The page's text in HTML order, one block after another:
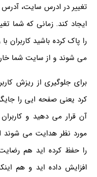
تغییر در ادرس سایت،
ایجاد کند. زمانی که شما
می شوند و از سایت شما
کرد یعنی صفحه ایی را
آن قرار می دهید و
مورد نظر هدایت می شوند
را حفظ کرده اید هم
افزایش داده اید و هم